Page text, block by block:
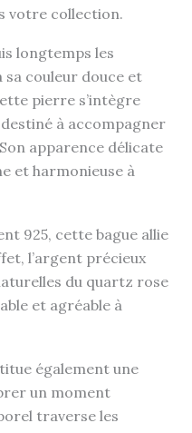
votre collection.
longtemps les
couleur douce et
pierre s’intègre
à accompagner
apparence délicate
et harmonieuse à
925, cette bague allie
l’argent précieux
du quartz rose
et agréable à
également une
un moment
traverse les